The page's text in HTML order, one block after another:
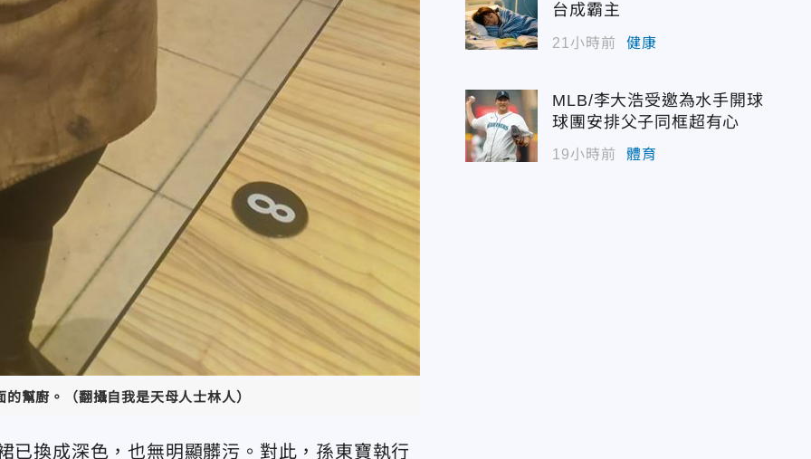
幫廚。（翻攝自我是天母人士林人）
已換成深色，也無明顯髒污。對此，孫東寶執行
台成霸主
21小時前 健康
MLB/李大浩受邀為水手開球
球團安排父子同框超有心
19小時前 體育